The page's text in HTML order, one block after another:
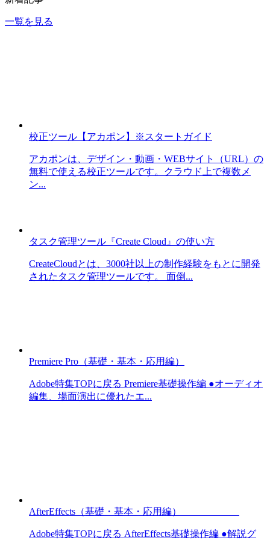
一覧を見る
校正ツール【アカポン】※スタートガイド
アカポンは、デザイン・動画・WEBサイト（URL）の
無料で使える校正ツールです。クラウド上で複数メ
ン...
タスク管理ツール『Create Cloud』の使い方
CreateCloudとは、3000社以上の制作経験をもとに開発
されたタスク管理ツールです。 面倒...
Premiere Pro（基礎・基本・応用編）
Adobe特集TOPに戻る Premiere基礎操作編 ●オーディオ
編集、場面演出に優れたエ...
AfterEffects（基礎・基本・応用編）
Adobe特集TOPに戻る AfterEffects基礎操作編 ●解説グ